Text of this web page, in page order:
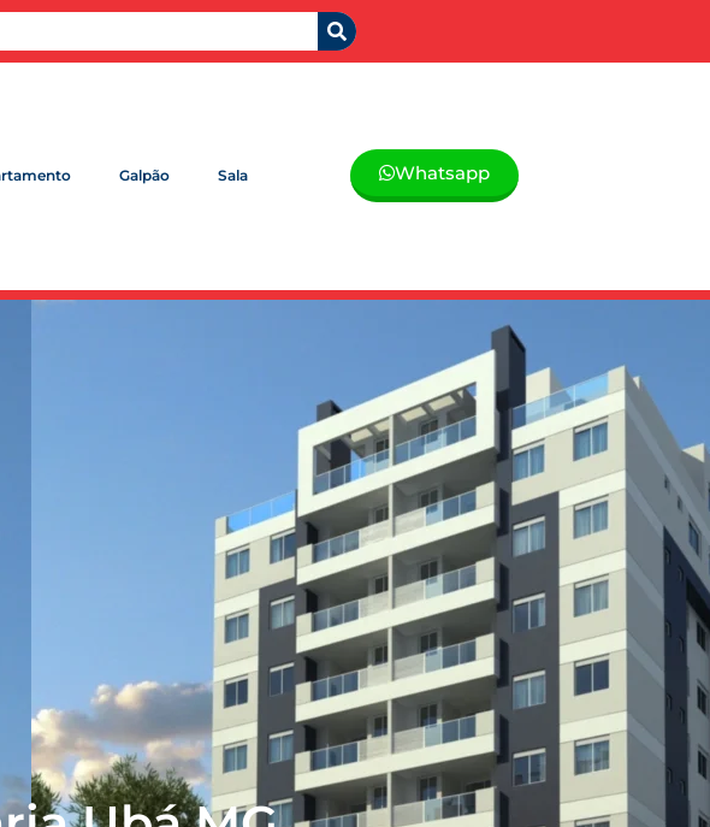
Galpão Sala Whatsapp